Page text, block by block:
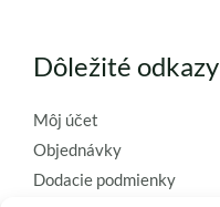
Dôležité odkazy
Môj účet
Objednávky
Dodacie podmienky